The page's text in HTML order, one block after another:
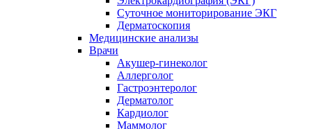
Суточное мониторирование ЭКГ
Дерматоскопия
Медицинские анализы
Врачи
Акушер-гинеколог
Аллерголог
Гастроэнтеролог
Дерматолог
Кардиолог
Маммолог